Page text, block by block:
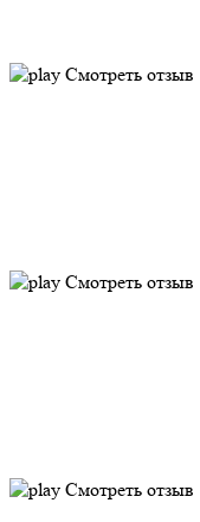
Смотреть отзыв
Смотреть отзыв
Смотреть отзыв